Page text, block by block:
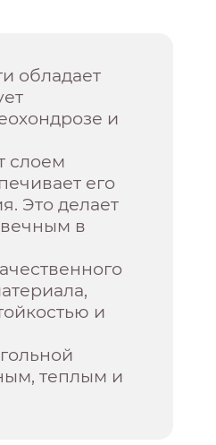
обладает
и
слоем
его
Это делает
в
и
теплым и